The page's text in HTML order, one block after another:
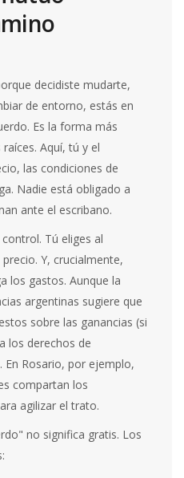
decidiste mudarte,
de entorno, estás en
. Es la forma más
Aquí, tú y el
las condiciones de
Nadie está obligado a
ante el escribano.
Tú eliges al
Y, crucialmente,
los gastos. Aunque la
argentinas sugiere que
sobre las ganancias (si
los derechos de
En Rosario, por ejemplo,
compartan los
agilizar el trato.
no significa gratis. Los